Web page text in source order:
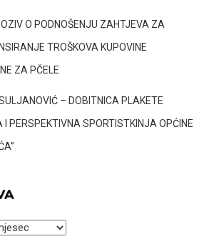
O PODNOŠENJU ZAHTJEVA ZA
TROŠKOVA KUPOVINE
ZA PČELE
– DOBITNICA PLAKETE
I PERSPEKTIVNA SPORTISTKINJA OPĆINE